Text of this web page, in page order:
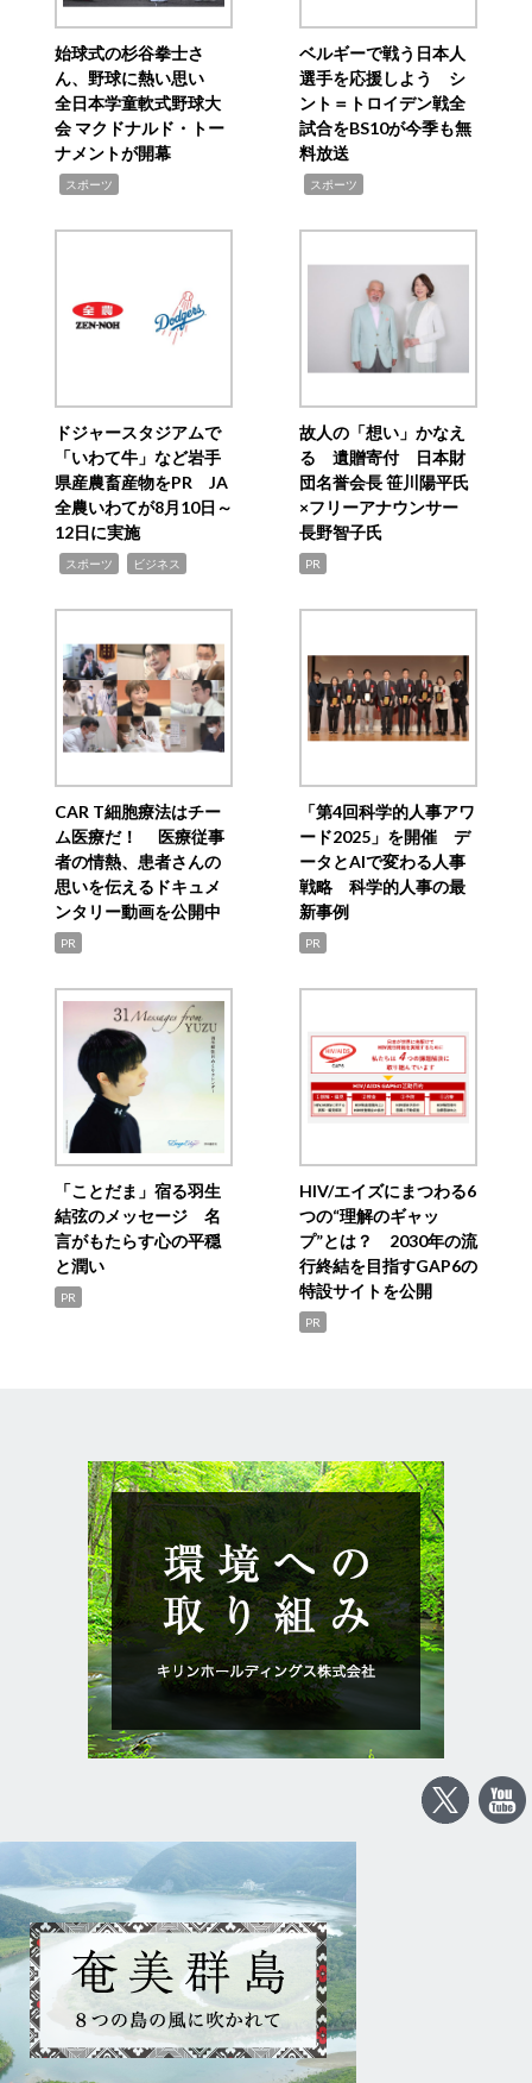
始球式の杉谷拳士さ
ん、野球に熱い思い
全日本学童軟式野球大
会 マクドナルド・トー
ナメントが開幕
スポーツ
ベルギーで戦う日本人
選手を応援しよう シ
ント＝トロイデン戦全
試合をBS10が今季も無
料放送
スポーツ
ドジャースタジアムで
「いわて牛」など岩手
県産農畜産物をPR JA
全農いわてが8月10日～
12日に実施
スポーツ ビジネス
故人の「想い」かなえ
る 遺贈寄付 日本財
団名誉会長 笹川陽平氏
×フリーアナウンサー
長野智子氏
PR
CAR T細胞療法はチー
ム医療だ！ 医療従事
者の情熱、患者さんの
思いを伝えるドキュメ
ンタリー動画を公開中
PR
「第4回科学的人事アワ
ード2025」を開催 デ
ータとAIで変わる人事
戦略 科学的人事の最
新事例
PR
「ことだま」宿る羽生
結弦のメッセージ 名
言がもたらす心の平穏
と潤い
PR
HIV/エイズにまつわる6
つの“理解のギャッ
プ”とは？ 2030年の流
行終結を目指すGAP6の
特設サイトを公開
PR